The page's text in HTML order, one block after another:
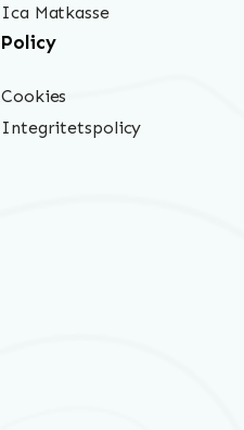
Ica Matkasse
Policy
Cookies
Integritetspolicy